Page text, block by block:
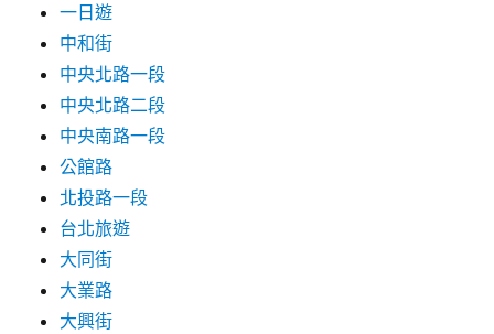
訊、
必
限
定
周
5
大
亮
全
攻
略！〉
一日遊
中和街
中央北路一段
中央北路二段
中央南路一段
公館路
北投路一段
台北旅遊
大同街
大業路
大興街